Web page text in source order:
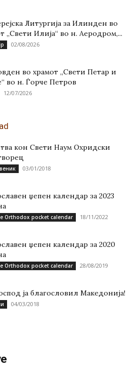
Литургија за Илинден во
„Свети Илија“ во н. Аеродром,...
02/08/2026
во храмот „Свети Петар и
во н. Ѓорче Петров
12/07/2026
кон Свети Наум Охридски
03/01/2018
џепен календар за 2023
Orthodox pocket calendar 18/11/2022
џепен календар за 2020
Orthodox pocket calendar 28/08/2019
ја благословил Македонија!
04/03/2018